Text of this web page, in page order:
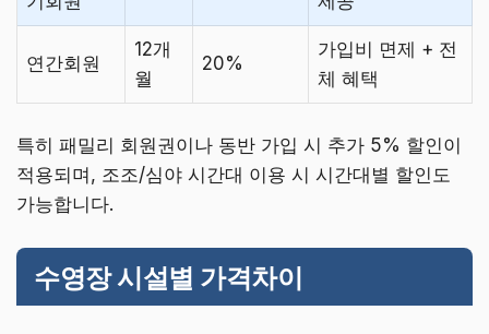
연간회원
12개
월
20%
가입비 면제 + 전
체 혜택
특히 패밀리 회원권이나 동반 가입 시 추가 5% 할인이
적용되며, 조조/심야 시간대 이용 시 시간대별 할인도
가능합니다.
수영장 시설별 가격차이